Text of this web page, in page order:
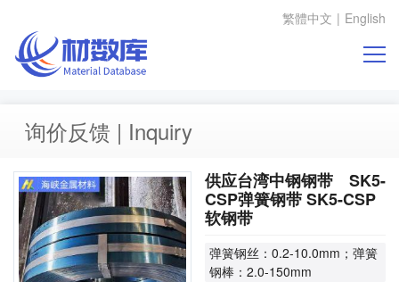
繁體中文 | English
询价反馈 | Inquiry
供应台湾中钢钢带 SK5-
CSP弹簧钢带 SK5-CSP
软钢带
弹簧钢丝：0.2-10.0mm；弹簧
钢棒：2.0-150mm